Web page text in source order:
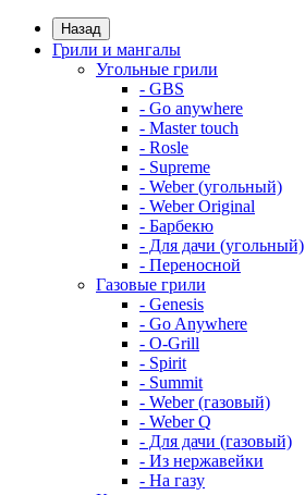
Назад
Грили и мангалы
Угольные грили
- GBS
- Go anywhere
- Master touch
- Rosle
- Supreme
- Weber (угольный)
- Weber Original
- Барбекю
- Для дачи (угольный)
- Переносной
Газовые грили
- Genesis
- Go Anywhere
- O-Grill
- Spirit
- Summit
- Weber (газовый)
- Weber Q
- Для дачи (газовый)
- Из нержавейки
- На газу